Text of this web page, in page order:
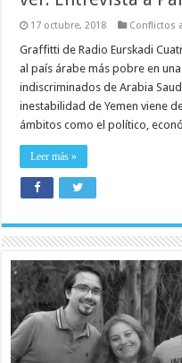
17 octubre, 2018 Conflictos
Graffitti de Radio Eurskadi
al país árabe más pobre en
indiscriminados de Arabia
inestabilidad de Yemen viene
ámbitos como el político,
Leer más »